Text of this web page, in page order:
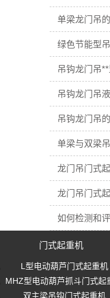
单梁龙门吊
绿色节能型
吊钩龙门吊
吊钩龙门吊
吊钩龙门吊
单梁与双梁
龙门吊门式
龙门吊门式
如何检测和
门式起重机
L型电动葫芦门式起重机
MHZ型电动葫芦抓斗门式起
双主梁吊钩门式起重机